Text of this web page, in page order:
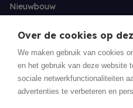
Nieuwbouw
Over ons
Contact
Eigenaarslogin
Over de cookies op
We maken gebruik van cookies
en het gebruik van deze website
sociale netwerkfunctionaliteiten
advertenties te verbeteren en